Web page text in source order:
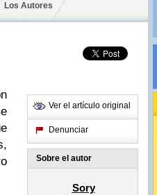
Los Autores
Ver el artículo original
Denunciar
Sobre el autor
Sory